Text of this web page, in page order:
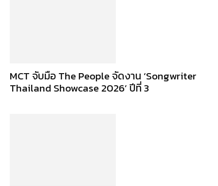
MCT จับมือ The People จัดงาน ‘Songwriter
Thailand Showcase 2026’ ปีที่ 3